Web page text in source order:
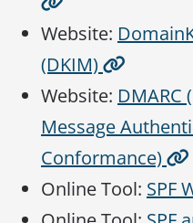
Website:
(DKIM)
Website: DMARC
Message
Conformance)
Online Tool: SPF